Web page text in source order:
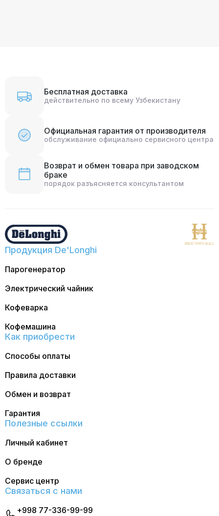
Бесплатная доставка
действительно по всему Узбекистану
Официальная гарантия от производителя
обслуживание официально сервисного центра
Возврат и обмен товара при заводском
браке
порядок разъясняется консультантом
Продукция De'Longhi
Парогенератор
Электрический чайник
Кофеварка
Кофемашина
Как приобрести
Способы оплаты
Правила доставки
Обмен и возврат
Гарантия
Полезные ссылки
Личный кабинет
О бренде
Сервис центр
Связаться с нами
+998 77-336-99-99